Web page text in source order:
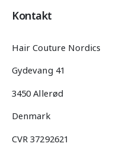
Kontakt
Hair Couture Nordics
Gydevang 41
3450 Allerød
Denmark
CVR 37292621